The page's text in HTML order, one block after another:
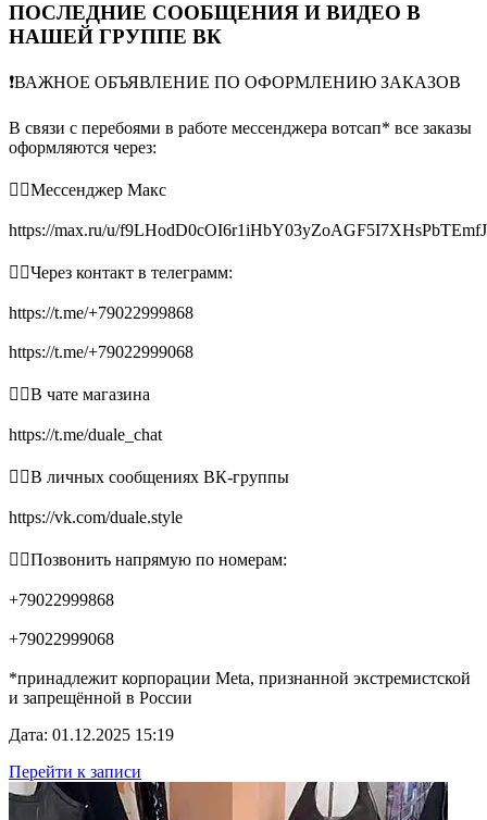
ПОСЛЕДНИЕ СООБЩЕНИЯ И ВИДЕО В
НАШЕЙ ГРУППЕ ВК
❗️ВАЖНОЕ ОБЪЯВЛЕНИЕ ПО ОФОРМЛЕНИЮ ЗАКАЗОВ
В связи с перебоями в работе мессенджера вотсап* все заказы
оформляются через:
👉🏻Мессенджер Макс
https://max.ru/u/
👉🏻Через контакт в телеграмм:
https://t.me/+79022999868
https://t.me/+79022999068
👉🏻В чате магазина
https://t.me/duale_chat
👉🏻В личных сообщениях ВК-группы
https://vk.com/duale.style
👉🏻Позвонить напрямую по номерам:
+79022999868
+79022999068
*принадлежит корпорации Meta, признанной экстремистской
и запрещённой в России
Дата: 01.12.2025 15:19
Перейти к записи